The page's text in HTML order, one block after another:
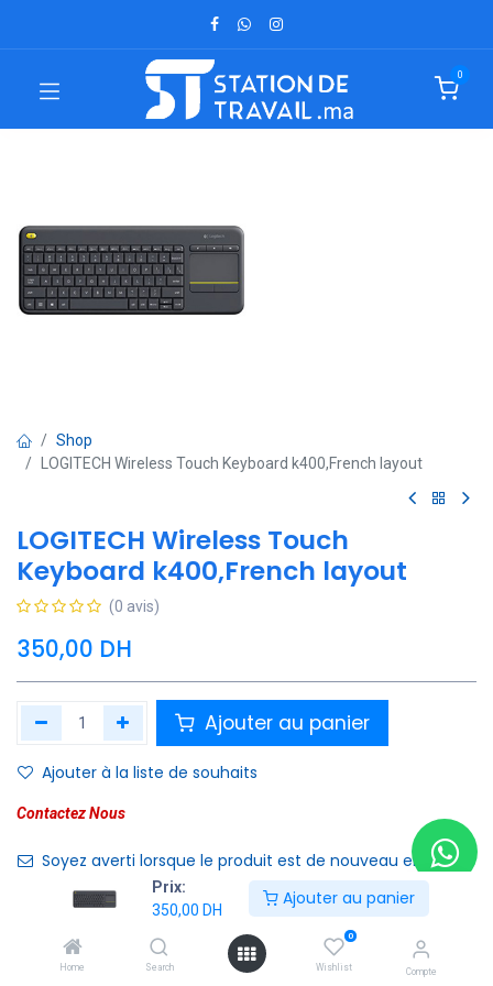
Prix:
350,00 DH
Ajouter au panier
Home Search
0
Wishlist Compte
0
Shop
LOGITECH Wireless Touch Keyboard k400,French layout
LOGITECH Wireless Touch
Keyboard k400,French layout
(0 avis)
350,00 DH
Ajouter au panier
Ajouter à la liste de souhaits
Contactez Nous
Soyez averti lorsque le produit est de nouveau en stock
Enregistrer pour plus tard